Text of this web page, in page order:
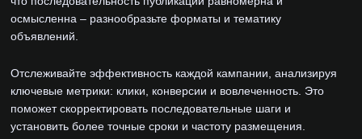
осмысленна – разнообразьте форматы и тематику
объявлений.
Отслеживайте эффективность каждой кампании, анализируя
ключевые метрики: клики, конверсии и вовлеченность. Это
поможет скорректировать последовательные шаги и
установить более точные сроки и частоту размещения.